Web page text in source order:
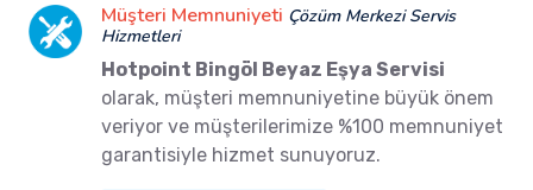
Müşteri Memnuniyeti Çözüm Merkezi Servis
Hizmetleri
Hotpoint Bingöl Beyaz Eşya Servisi
olarak, müşteri memnuniyetine büyük önem
veriyor ve müşterilerimize %100 memnuniyet
garantisiyle hizmet sunuyoruz.